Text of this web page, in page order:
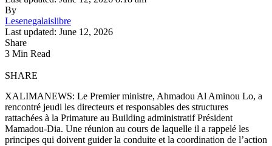
By
Lesenegalaislibre
Last updated: June 12, 2026
Share
3 Min Read
SHARE
XALIMANEWS: Le Premier ministre, Ahmadou Al Aminou Lo, a
rencontré jeudi les directeurs et responsables des structures
rattachées à la Primature au Building administratif Président
Mamadou-Dia. Une réunion au cours de laquelle il a rappelé les
principes qui doivent guider la conduite et la coordination de l’action